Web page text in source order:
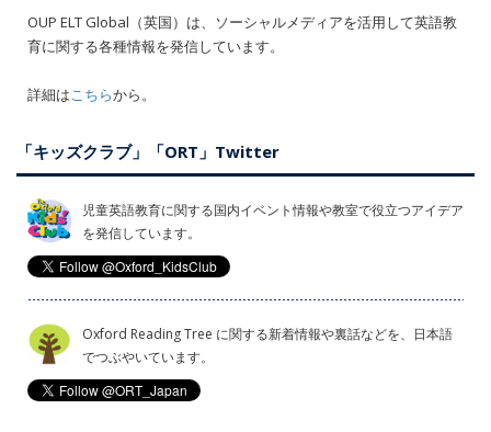
OUP ELT Global（英国）は、ソーシャルメディアを活用して英語教
育に関する各種情報を発信しています。
詳細はこちらから。
「キッズクラブ」「ORT」Twitter
児童英語教育に関する国内イベント情報や教室で役立つアイデア
を発信しています。
Oxford Reading Tree に関する新着情報や裏話などを、日本語
でつぶやいています。